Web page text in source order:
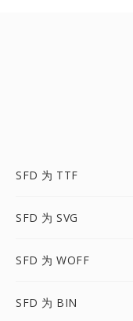
SFD 为 TTF
SFD 为 SVG
SFD 为 WOFF
SFD 为 BIN